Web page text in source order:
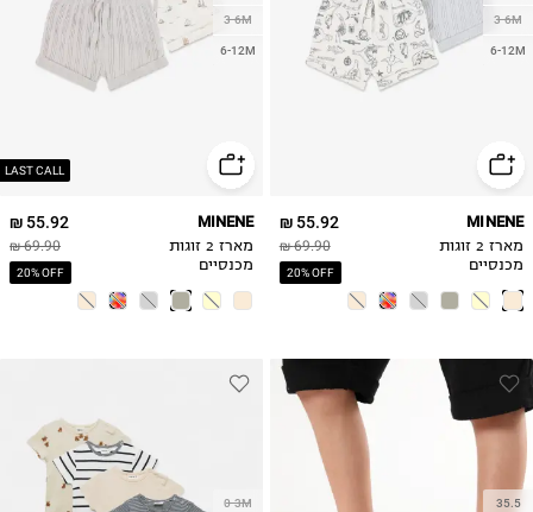
3-6M
6-12M
55.92 ₪
69.90 ₪
20% OFF
MINENE
מארז 2 זוגות
מכנסיים
LAST CALL
3-6M
6-12M
55.92 ₪
69.90 ₪
20% OFF
MINENE
מארז 2 זוגות
מכנסיים
35.5
0-3M